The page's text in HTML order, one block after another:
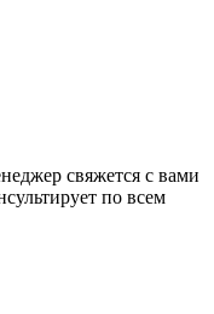
свяжется с вами
по всем